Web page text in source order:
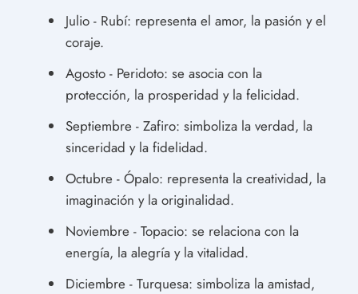
Julio - Rubí: representa el amor, la pasión y el
coraje.
Agosto - Peridoto: se asocia con la
protección, la prosperidad y la felicidad.
Septiembre - Zafiro: simboliza la verdad, la
sinceridad y la fidelidad.
Octubre - Ópalo: representa la creatividad, la
imaginación y la originalidad.
Noviembre - Topacio: se relaciona con la
energía, la alegría y la vitalidad.
Diciembre - Turquesa: simboliza la amistad,